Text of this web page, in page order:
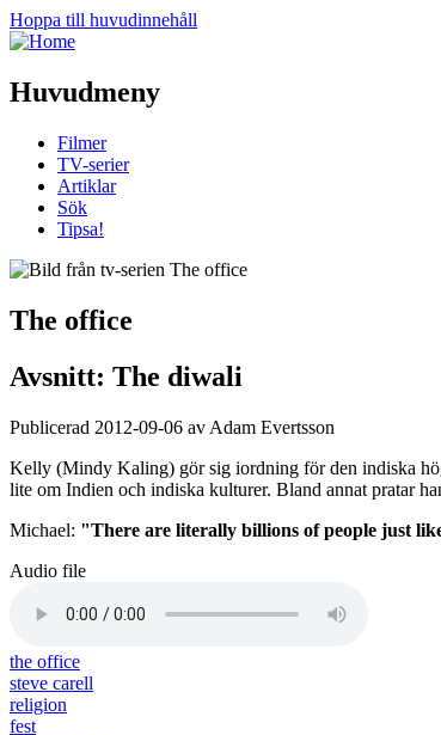
Hoppa till huvudinnehåll
Huvudmeny
Filmer
TV-serier
Artiklar
Sök
Tipsa!
The office
Avsnitt: The diwali
Publicerad 2012-09-06 av Adam Evertsson
Kelly (Mindy Kaling) gör sig iordning för den indiska
lite om Indien och indiska kulturer. Bland annat pratar
Michael: "There are literally billions of people just
Audio file
the office
steve carell
religion
fest